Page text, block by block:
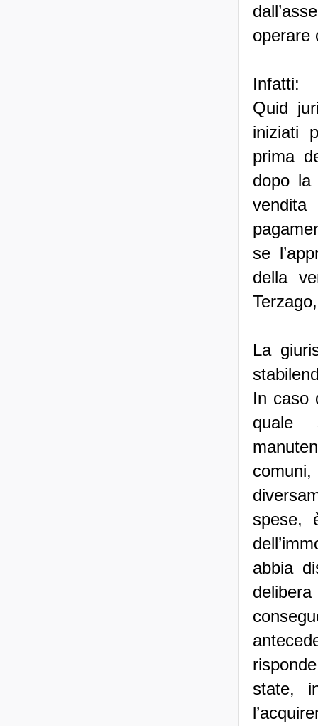
operare
Infatti:
Quid
iniziati
prima
dopo la
se
della
La
In caso
quale
spese,
abbia
state,